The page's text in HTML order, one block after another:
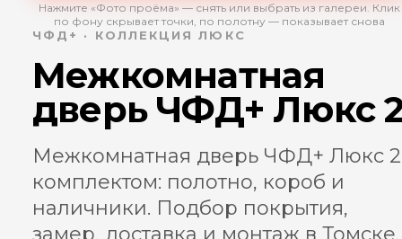
Нажмите «Фото проёма» — снять или выбрать из галереи. Клик
по фону скрывает точки, по полотну — показывает снова
ЧФД+ · КОЛЛЕКЦИЯ ЛЮКС
Межкомнатная
дверь ЧФД+ Люкс
Межкомнатная дверь ЧФД+ Люкс 2
комплектом: полотно, короб и
наличники. Подбор покрытия,